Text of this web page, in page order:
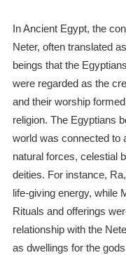
In Ancient Egypt, the
Neter, often translated
beings that the
were regarded as the
and their worship
religion. The Egyptians
world was connected to
natural forces, celestial
deities. For instance,
life-giving energy, while
Rituals and offerings
relationship with the
as dwellings for the